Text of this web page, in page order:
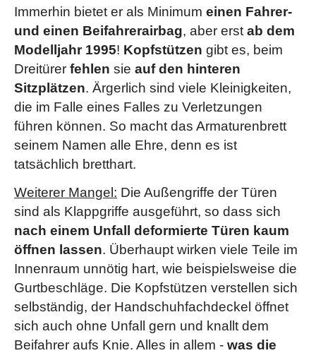
Immerhin bietet er als Minimum einen Fahrer-
und einen Beifahrerairbag, aber erst ab dem
Modelljahr 1995! Kopfstützen gibt es, beim
Dreitürer fehlen sie auf den hinteren
Sitzplätzen. Ärgerlich sind viele Kleinigkeiten,
die im Falle eines Falles zu Verletzungen
führen können. So macht das Armaturenbrett
seinem Namen alle Ehre, denn es ist
tatsächlich bretthart.
Weiterer Mangel: Die Außengriffe der Türen
sind als Klappgriffe ausgeführt, so dass sich
nach einem Unfall deformierte Türen kaum
öffnen lassen. Überhaupt wirken viele Teile im
Innenraum unnötig hart, wie beispielsweise die
Gurtbeschläge. Die Kopfstützen verstellen sich
selbständig, der Handschuhfachdeckel öffnet
sich auch ohne Unfall gern und knallt dem
Beifahrer aufs Knie. Alles in allem - was die